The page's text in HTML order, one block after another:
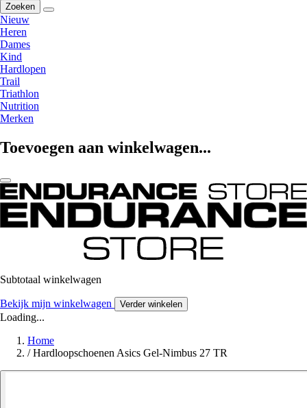
Zoeken
Nieuw
Heren
Dames
Kind
Hardlopen
Trail
Triathlon
Nutrition
Merken
Toevoegen aan winkelwagen...
Subtotaal winkelwagen
Bekijk mijn winkelwagen Verder winkelen
Loading...
Home
/ Hardloopschoenen Asics Gel-Nimbus 27 TR